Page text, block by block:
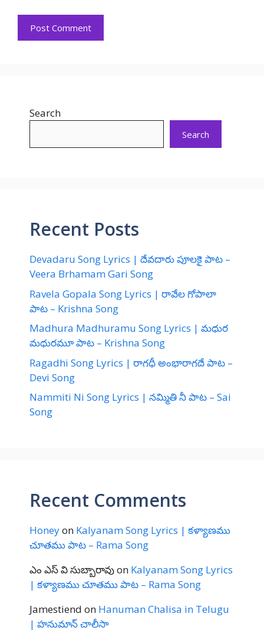
Search
Search
Recent Posts
Devadaru Song Lyrics | దేవదారు పూలకై పాట –
Veera Brhamam Gari Song
Ravela Gopala Song Lyrics | రావేల గోపాలా
పాట – Krishna Song
Madhura Madhuramu Song Lyrics | మధుర
మధురమూ పాట – Krishna Song
Ragadhi Song Lyrics | రాగధీ అంభారాగదే పాట –
Devi Song
Nammiti Ni Song Lyrics | నమ్మితి నీ పాట – Sai
Song
Recent Comments
Honeyon Kalyanam Song Lyrics | కళ్యాణము
చూతము పాట – Rama Song
ఎం ఎస్ వి సుబ్బారావుon Kalyanam Song Lyrics
| కళ్యాణము చూతము పాట – Rama Song
Jamestiend on Hanuman Chalisa in Telugu
| హనుమాన్ చాలీసా